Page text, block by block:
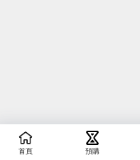
首頁 預購